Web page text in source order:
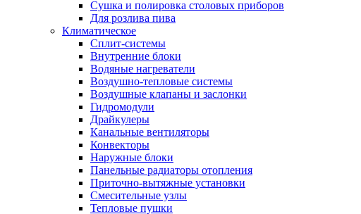
Сушка и полировка столовых приборов
Для розлива пива
Климатическое
Сплит-системы
Внутренние блоки
Водяные нагреватели
Воздушно-тепловые системы
Воздушные клапаны и заслонки
Гидромодули
Драйкулеры
Канальные вентиляторы
Конвекторы
Наружные блоки
Панельные радиаторы отопления
Приточно-вытяжные установки
Смесительные узлы
Тепловые пушки